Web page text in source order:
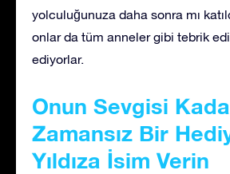
yolculuğunuza daha sonra mı
onlar da tüm anneler gibi tebrik
ediyorlar.
Onun Sevgisi
Zamansız Bir
Yıldıza İsim Verin